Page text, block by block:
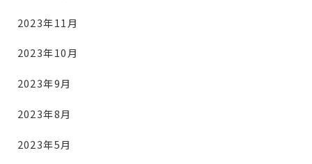
2023年11月
2023年10月
2023年9月
2023年8月
2023年5月